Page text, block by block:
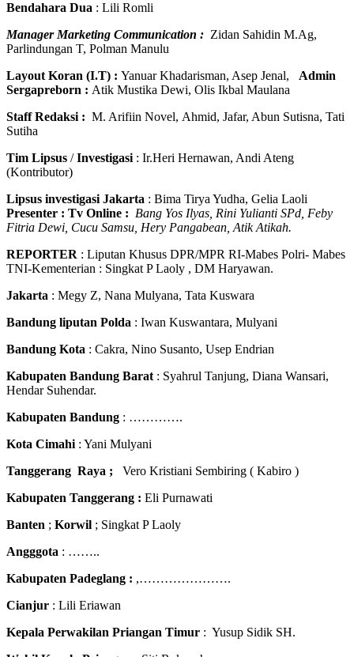
Bendahara Dua : Lili Romli
Manager Marketing Communication : Zidan Sahidin M.Ag,
Parlindungan T, Polman Manulu
Layout Koran (I.T) : Yanuar Khadarisman, Asep Jenal, Admin
Sergapreborn : Atik Mustika Dewi, Olis Ikbal Maulana
Staff Redaksi : M. Arifiin Novel, Ahmid, Jafar, Abun Sutisna, Tati
Sutiha
Tim Lipsus /Investigasi : Ir.Heri Hernawan, Andi Ateng
(Kontributor)
Lipsus investigasi Jakarta : Bima Tirya Yudha, Gelia Laoli
Presenter : Tv Online : Bang Yos Ilyas, Rini Yulianti SPd, Feby
Fitria Dewi, Cucu Samsu, Hery Pangabean, Atik Atikah.
REPORTER : Liputan Khusus DPR/MPR RI-Mabes Polri- Mabes
TNI-Kementerian : Singkat P Laoly , DM Haryawan.
Jakarta : Megy Z, Nana Mulyana, Tata Kuswara
Bandung liputan Polda : Iwan Kuswantara, Mulyani
Bandung Kota : Cakra, Nino Susanto, Usep Endrian
Kabupaten Bandung Barat : Syahrul Tanjung, Diana Wansari,
Hendar Suhendar.
Kabupaten Bandung : ………….
Kota Cimahi : Yani Mulyani
Tanggerang Raya ; Vero Kristiani Sembiring ( Kabiro )
Kabupaten Tanggerang : Eli Purnawati
Banten ; Korwil ; Singkat P Laoly
Angggota : ……..
Kabupaten Padeglang : ,………………….
Cianjur : Lili Eriawan
Kepala Perwakilan Priangan Timur : Yusup Sidik SH.